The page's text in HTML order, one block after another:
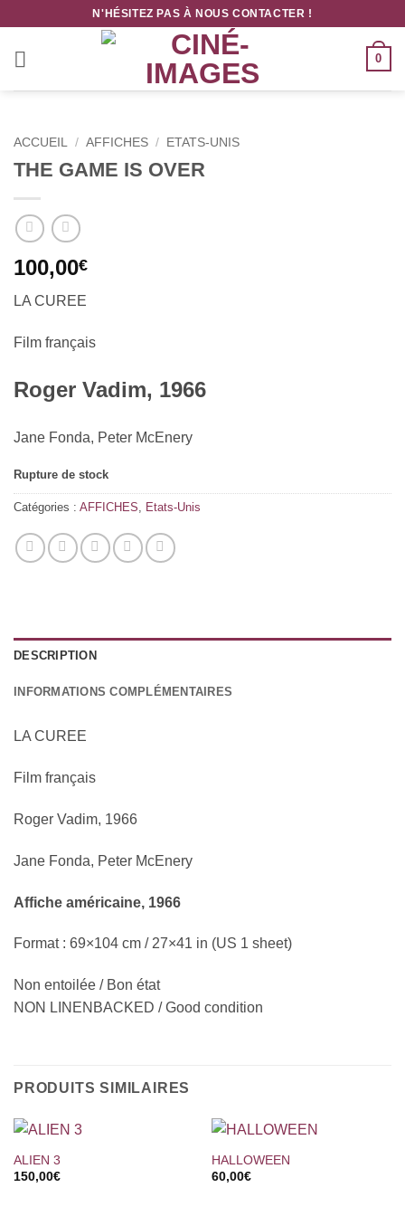
contenu
N'HÉSITEZ PAS À NOUS CONTACTER !
0
ACCUEIL / AFFICHES / ETATS-UNIS
THE GAME IS OVER
100,00€
LA CUREE
Film français
Roger Vadim, 1966
Jane Fonda, Peter McEnery
Rupture de stock
Catégories : AFFICHES, Etats-Unis
DESCRIPTION
INFORMATIONS COMPLÉMENTAIRES
LA CUREE
Film français
Roger Vadim, 1966
Jane Fonda, Peter McEnery
Affiche américaine, 1966
Format : 69×104 cm / 27×41 in (US 1 sheet)
Non entoilée / Bon état
NON LINENBACKED / Good condition
PRODUITS SIMILAIRES
ALIEN 3
150,00€
HALLOWEEN
60,00€